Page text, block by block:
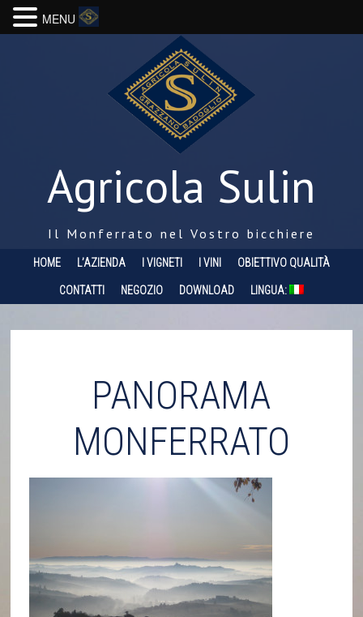
Agricola Sulin
Il Monferrato nel Vostro bicchiere
HOME L’AZIENDA I VIGNETI I VINI OBIETTIVO QUALITÀ
CONTATTI NEGOZIO DOWNLOAD LINGUA:
PANORAMA
MONFERRATO
MENU